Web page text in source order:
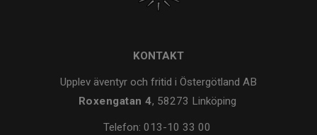
KONTAKT
Upplev äventyr och fritid i Östergötland AB
Roxengatan 4, 58273 Linköping
Telefon: 013-10 33 00